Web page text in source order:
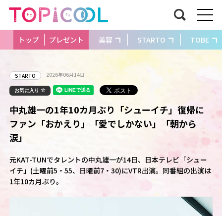
トップ プレゼント 美容 STARTO TOBE
STARTO 2026年06月14日
お気に入り
中丸雄一の1年10カ月ぶり「シューイチ」復帰に
ファン「おかえり」「愛でしかない」「朝から
涙」
元KAT-TUNでタレントの中丸雄一が14日、日本テレビ「シュー
イチ」(土曜前5・55、日曜前7・30)にVTR出演。同番組の出演は
1年10カ月ぶり。